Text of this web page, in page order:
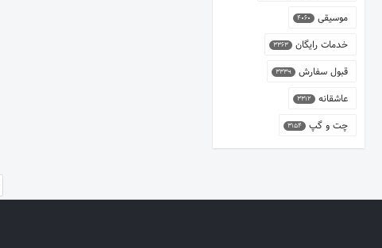
موسیقی 4060
خدمات رایگان 3363
قبول سفارش 3339
عاشقانه 3312
چت و گپ 3154